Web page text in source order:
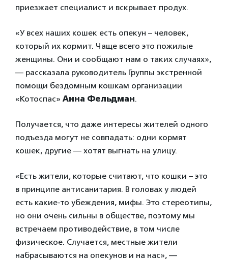
приезжает специалист и вскрывает продух.
«У всех наших кошек есть опекун – человек,
который их кормит. Чаще всего это пожилые
женщины. Они и сообщают нам о таких случаях»,
— рассказала руководитель Группы экстренной
помощи бездомным кошкам организации
«Котоспас» Анна Фельдман.
Получается, что даже интересы жителей одного
подъезда могут не совпадать: одни кормят
кошек, другие — хотят выгнать на улицу.
«Есть жители, которые считают, что кошки – это
в принципе антисанитария. В головах у людей
есть какие-то убеждения, мифы. Это стереотипы,
но они очень сильны в обществе, поэтому мы
встречаем противодействие, в том числе
физическое. Случается, местные жители
набрасываются на опекунов и на нас», —